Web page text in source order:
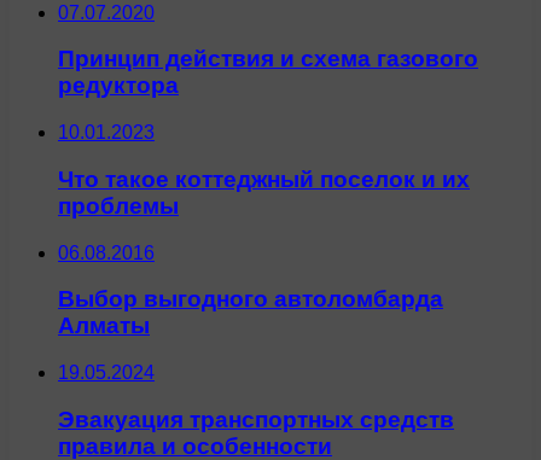
07.07.2020
Принцип действия и схема газового
редуктора
10.01.2023
Что такое коттеджный поселок и их
проблемы
06.08.2016
Выбор выгодного автоломбарда
Алматы
19.05.2024
Эвакуация транспортных средств
правила и особенности